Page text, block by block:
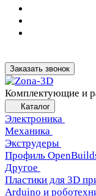
Заказать звонок
Комплектующие и
Каталог
Электроника
Механика
Экструдеры
Профиль
Другое
Пластики для 3D
Arduino и